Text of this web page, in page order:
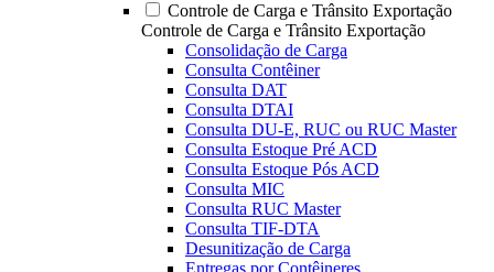
Controle de Carga e Trânsito Exportação
Controle de Carga e Trânsito Exportação
Consolidação de Carga
Consulta Contêiner
Consulta DAT
Consulta DTAI
Consulta DU-E, RUC ou RUC Master
Consulta Estoque Pré ACD
Consulta Estoque Pós ACD
Consulta MIC
Consulta RUC Master
Consulta TIF-DTA
Desunitização de Carga
Entregas por Contêineres